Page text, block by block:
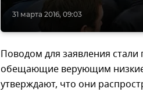
31 марта 2016, 09:03
Поводом для заявления
обещающие верующим
утверждают, что они